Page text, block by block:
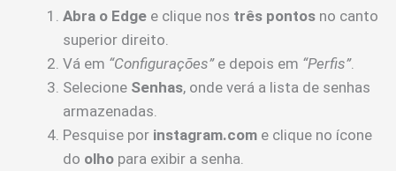
Abra o Edge e clique nos três pontos no canto
superior direito.
Vá em “Configurações”e depois em “Perfis”.
Selecione Senhas, onde verá a lista de senhas
armazenadas.
Pesquise por instagram.com e clique no ícone
do olho para exibir a senha.